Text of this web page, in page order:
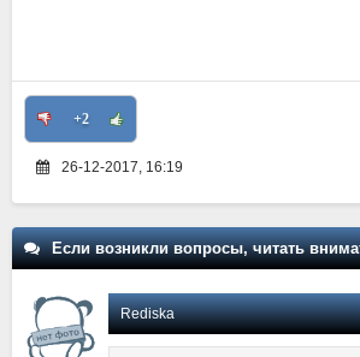
+2
26-12-2017, 16:19
Если возникли вопросы, читать
Rediska